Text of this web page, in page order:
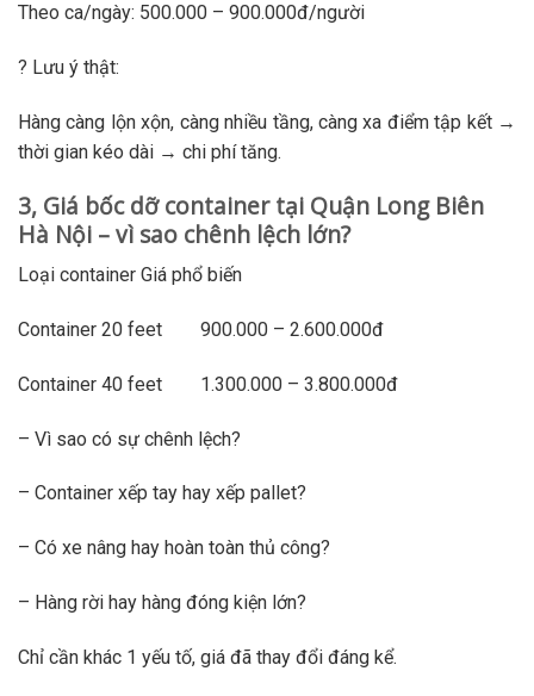
Theo ca/ngày: 500.000 – 900.000đ/người
? Lưu ý thật:
Hàng càng lộn xộn, càng nhiều tầng, càng xa điểm tập kết →
thời gian kéo dài → chi phí tăng.
3, Giá bốc dỡ container tại Quận Long Biên
Hà Nội – vì sao chênh lệch lớn?
Loại container Giá phổ biến
Container 20 feet 900.000 – 2.600.000đ
Container 40 feet 1.300.000 – 3.800.000đ
– Vì sao có sự chênh lệch?
– Container xếp tay hay xếp pallet?
– Có xe nâng hay hoàn toàn thủ công?
– Hàng rời hay hàng đóng kiện lớn?
Chỉ cần khác 1 yếu tố, giá đã thay đổi đáng kể.